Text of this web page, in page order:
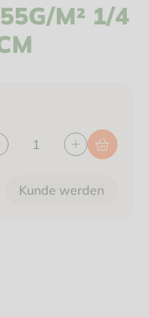
M² 1/4
Kunde werden